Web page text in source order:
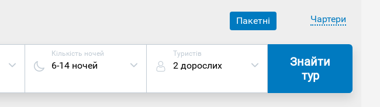
Пакетні Чартери
Кількість ночей
6-14 ночей
Туристів
2 дорослих
Знайти
тур